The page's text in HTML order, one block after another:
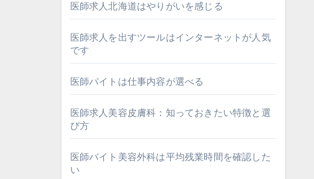
医師求人北海道はやりがいを感じる
医師求人を出すツールはインターネットが人気
です
医師バイトは仕事内容が選べる
医師求人美容皮膚科：知っておきたい特徴と選
び方
医師バイト美容外科は平均残業時間を確認した
い